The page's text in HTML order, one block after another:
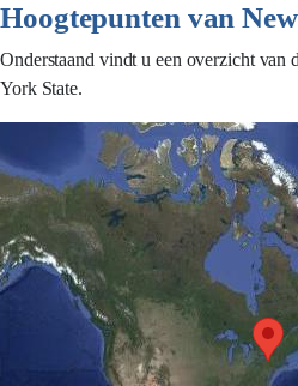
Hoogtepunten van
Onderstaand vindt u een overzicht van
York State.